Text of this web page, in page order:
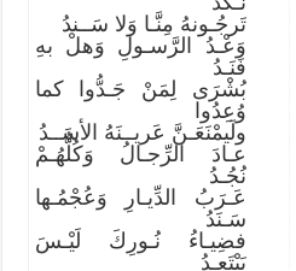
تَرجُـونهُ مِنَّـا وَلا سَــندُ
وَعْـدُ الرَّسـولِ وَهلْ بهِ
فَنَـدُ
بُشْرَى لِمَنْ جَـدُّوا كما
وُعِدُوا
ولَيمْنَعَـنَّ عَريــنَهُ الأسَــدُ
عـادَ الرِّجـالُ وَكُلُّهُـمْ
نُجُـدُ
عَـرَبُ الدِّيـارِ وَعُجْمُـها
سَـنَدُ
فضِيـاءُ نُـورِكَ لَيْـسَ
يَبْتَعِـدُ